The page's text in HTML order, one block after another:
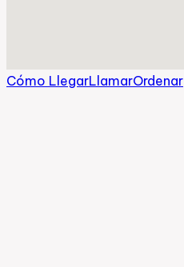
Cómo LlegarLlamarOrdenar